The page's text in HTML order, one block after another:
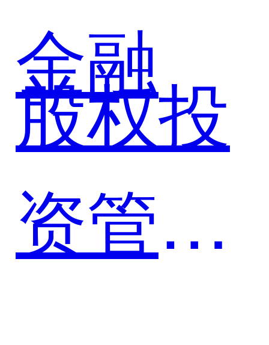
汽共筑
商用车
企数智
金融
股权投
资管理